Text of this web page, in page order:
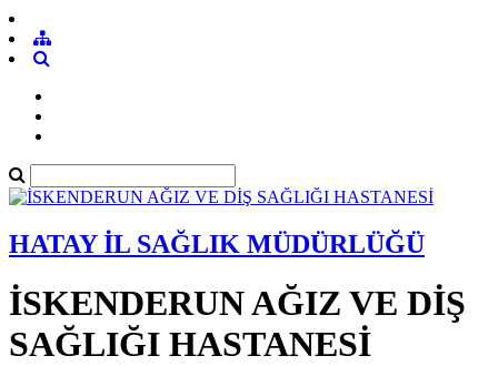
HATAY İL SAĞLIK MÜDÜRLÜĞÜ
İSKENDERUN AĞIZ VE DİŞ
SAĞLIĞI HASTANESİ